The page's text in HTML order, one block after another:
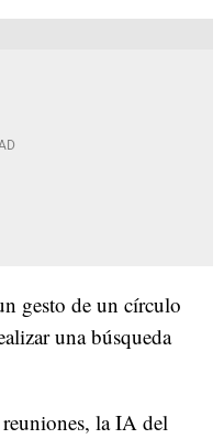
gesto de un círculo
una búsqueda
la IA del